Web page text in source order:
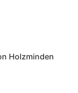
Holzminden